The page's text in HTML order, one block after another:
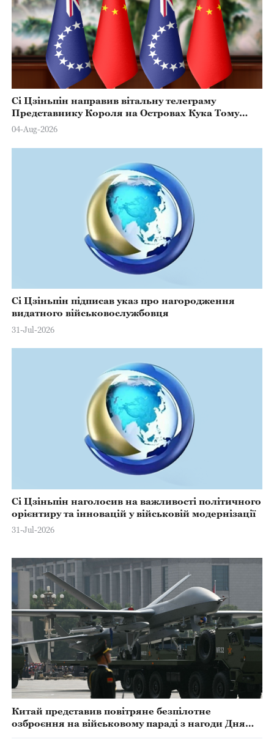
Сі Цзіньпін направив вітальну телеграму
Представнику Короля на Островах Кука Тому
Марстерсу з нагоди Дня Конституції
04-Aug-2026
Сі Цзіньпін підписав указ про нагородження
видатного військовослужбовця
31-Jul-2026
Сі Цзіньпін наголосив на важливості політичного
орієнтиру та інновацій у військовій модернізації
31-Jul-2026
Китай представив повітряне безпілотне
озброєння на військовому параді з нагоди Дня